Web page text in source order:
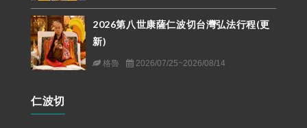
2026第八世康薩仁波切台灣弘法行程(更
新)
格魯 2026/07/25~2026/08/14
仁波切